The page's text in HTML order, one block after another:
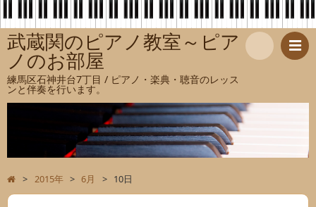
武蔵関のピアノ教室～ピア
ノのお部屋
練馬区石神井台7丁目 / ピアノ・楽典・聴音のレッス
ンと伴奏を行います。
索
> 2015年 > 6月 > 10日